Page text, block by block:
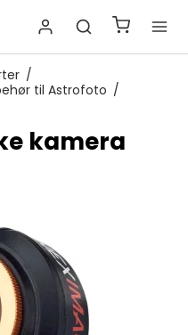
/
til Astrofoto /
kamera